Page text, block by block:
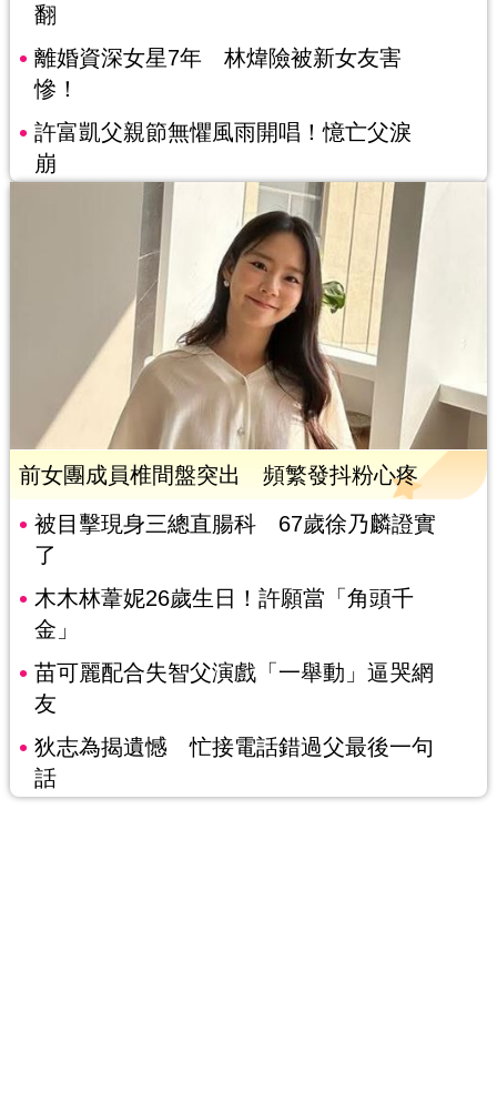
翻
離婚資深女星7年 林煒險被新女友害
慘！
許富凱父親節無懼風雨開唱！憶亡父淚
崩
前女團成員椎間盤突出 頻繁發抖粉心疼
被目擊現身三總直腸科 67歲徐乃麟證實
了
木木林葦妮26歲生日！許願當「角頭千
金」
苗可麗配合失智父演戲「一舉動」逼哭網
友
狄志為揭遺憾 忙接電話錯過父最後一句
話